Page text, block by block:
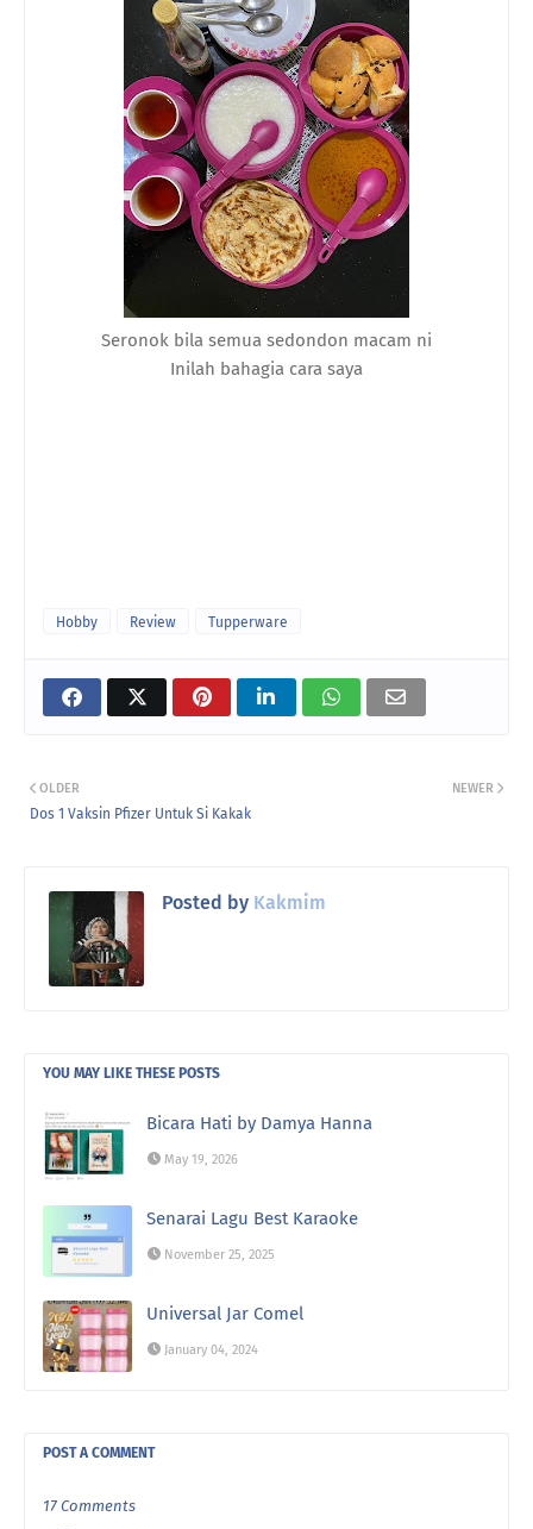
Seronok bila semua sedondon macam ni
Inilah bahagia cara saya
Hobby Review Tupperware
NEWER
OLDER
Dos 1 Vaksin Pfizer Untuk Si Kakak
Posted by Kakmim
YOU MAY LIKE THESE POSTS
Bicara Hati by Damya Hanna
May 19, 2026
Senarai Lagu Best Karaoke
November 25, 2025
Universal Jar Comel
January 04, 2024
POST A COMMENT
17 Comments